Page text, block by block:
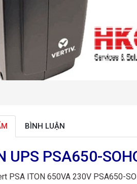
BÌNH LUẬN
UPS PSA650-
PSA ITON 650VA 230V PSA650-